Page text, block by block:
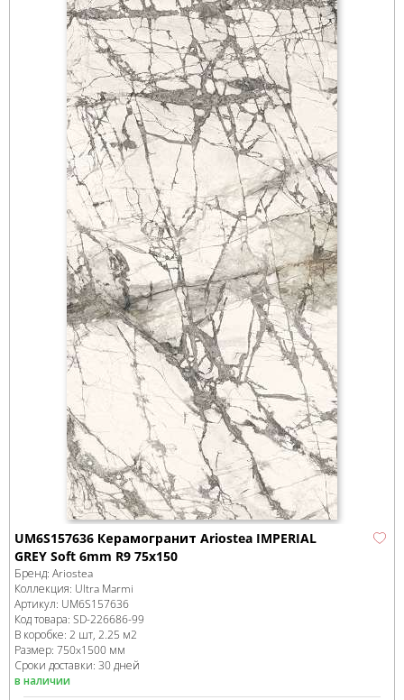
UM6S157636 Керамогранит Ariostea IMPERIAL
GREY Soft 6mm R9 75х150
Бренд: Ariostea
Коллекция: Ultra Marmi
Артикул: UM6S157636
Код товара: SD-226686-99
В коробке: 2 шт, 2.25 м2
Размер: 750x1500 мм
Сроки доставки: 30 дней
в наличии